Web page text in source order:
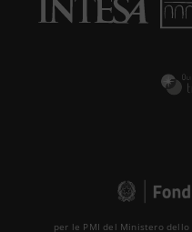
per le PMI del Ministero dello